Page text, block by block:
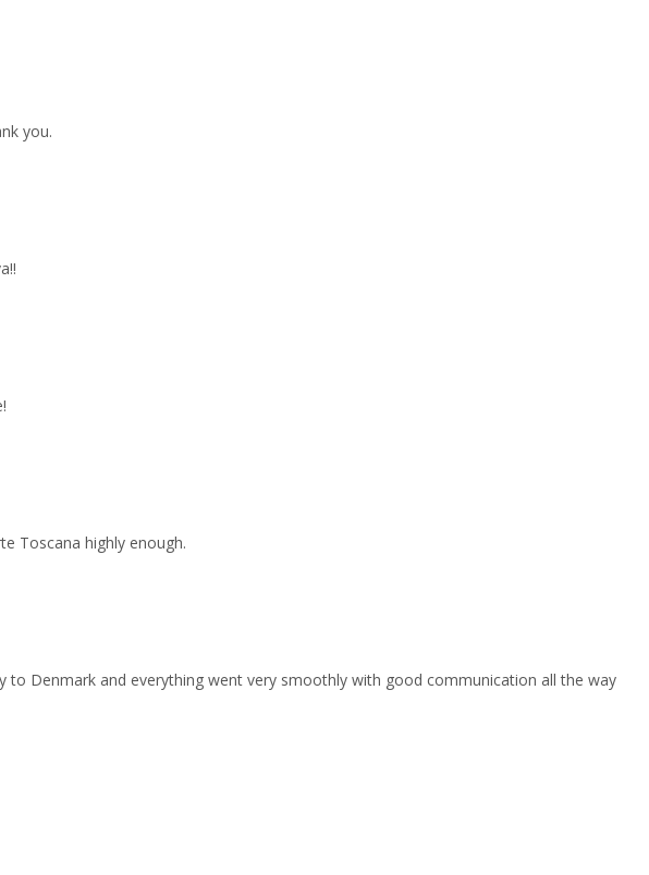
you.
Toscana highly enough.
Denmark and everything went very smoothly with good communication all the way